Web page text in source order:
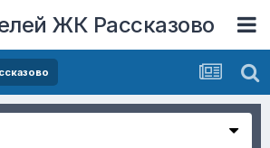
ЖК Рассказово